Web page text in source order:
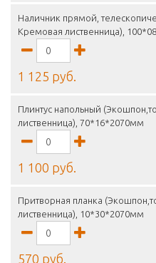
Наличник прямой,
Кремовая лиственница),
1 125 руб.
Плинтус напольный
лиственница), 70*16*2070мм
1 100 руб.
Притворная планка
лиственница), 10*30*2070мм
570 руб.